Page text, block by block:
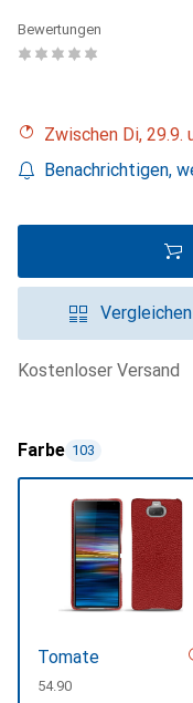
Bewertungen
Zwischen Di,
Benachrichtigen,
Vergleichen
kostenloser Versand
Farbe 103
Tomate
CHF
54.90